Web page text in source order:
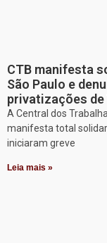
CTB manifesta
São Paulo e
privatizações
A Central dos
manifesta total
iniciaram greve
Leia mais »